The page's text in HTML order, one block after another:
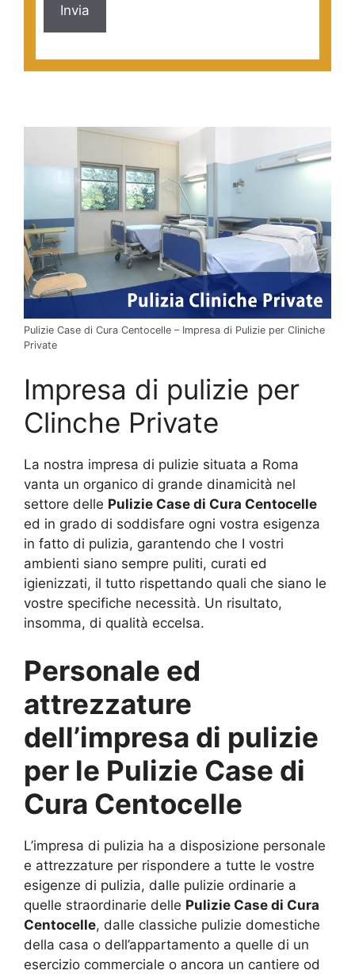
Pulizie Case di Cura Centocelle – Impresa di Pulizie per Cliniche
Private
Impresa di pulizie per
Clinche Private
La nostra impresa di pulizie situata a Roma
vanta un organico di grande dinamicità nel
settore delle Pulizie Case di Cura Centocelle
ed in grado di soddisfare ogni vostra esigenza
in fatto di pulizia, garantendo che I vostri
ambienti siano sempre puliti, curati ed
igienizzati, il tutto rispettando quali che siano le
vostre specifiche necessità. Un risultato,
insomma, di qualità eccelsa.
Personale ed
attrezzature
dell’impresa di pulizie
per le Pulizie Case di
Cura Centocelle
L’impresa di pulizia ha a disposizione personale
e attrezzature per rispondere a tutte le vostre
esigenze di pulizia, dalle pulizie ordinarie a
quelle straordinarie delle Pulizie Case di Cura
Centocelle, dalle classiche pulizie domestiche
della casa o dell’appartamento a quelle di un
esercizio commerciale o ancora un cantiere od